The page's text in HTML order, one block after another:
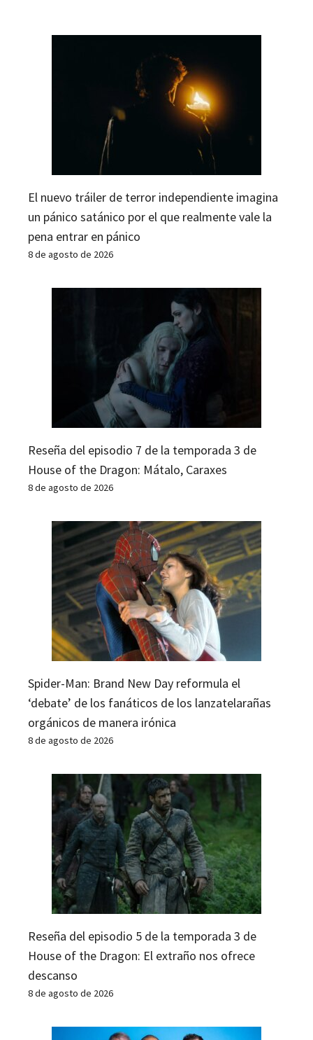
El nuevo tráiler de terror independiente imagina
un pánico satánico por el que realmente vale la
pena entrar en pánico
8 de agosto de 2026
Reseña del episodio 7 de la temporada 3 de
House of the Dragon: Mátalo, Caraxes
8 de agosto de 2026
Spider-Man: Brand New Day reformula el
‘debate’ de los fanáticos de los lanzatelarañas
orgánicos de manera irónica
8 de agosto de 2026
Reseña del episodio 5 de la temporada 3 de
House of the Dragon: El extraño nos ofrece
descanso
8 de agosto de 2026